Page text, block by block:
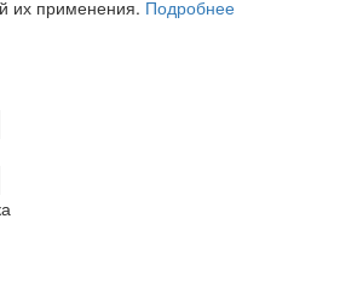
их применения. Подробнее